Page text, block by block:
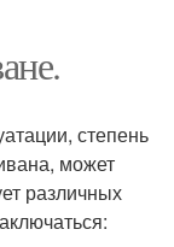
степень
может
различных